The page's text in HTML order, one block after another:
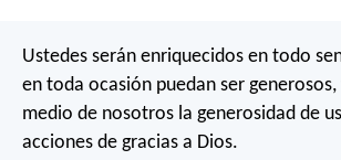
Ustedes serán enriquecidos en todo
en toda ocasión puedan ser
medio de nosotros la generosidad de
acciones de gracias a Dios.